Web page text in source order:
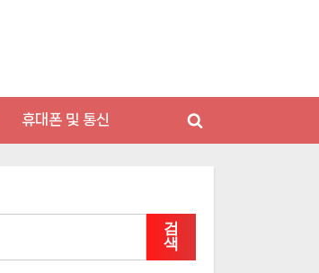
휴대폰 및 통신
Toggle
검
색